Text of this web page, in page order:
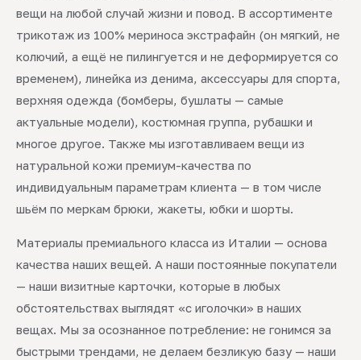
вещи на любой случай жизни и повод. В ассортименте
трикотаж из 100% мериноса экстрафайн (он мягкий, не
колючий, а ещё не пилингуется и не деформируется со
временем), линейка из денима, аксессуары для спорта,
верхняя одежда (бомберы, бушлаты — самые
актуальные модели), костюмная группа, рубашки и
многое другое. Также мы изготавливаем вещи из
натуральной кожи премиум-качества по
индивидуальным параметрам клиента — в том числе
шьём по меркам брюки, жакеты, юбки и шорты.
Материалы премиального класса из Италии — основа
качества наших вещей. А наши постоянные покупатели
— наши визитные карточки, которые в любых
обстоятельствах выглядят «с иголочки» в наших
вещах. Мы за осознанное потребление: не гонимся за
быстрыми трендами, не делаем безликую базу — наши